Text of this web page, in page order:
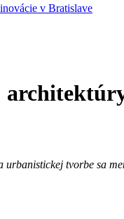
v Bratislave
urbanistickej tvorbe sa